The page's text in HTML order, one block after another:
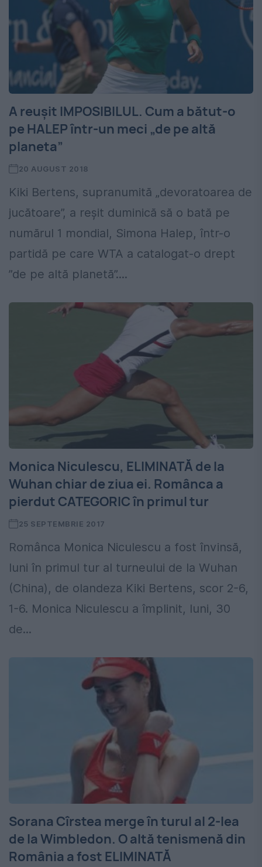
A reușit IMPOSIBILUL. Cum a bătut-o
pe HALEP într-un meci „de pe altă
planeta”
20 AUGUST 2018
Kiki Bertens, supranumită „devoratoarea de
jucătoare”, a reșit duminică să o bată pe
numărul 1 mondial, Simona Halep, într-o
partidă pe care WTA a catalogat-o drept
”de pe altă planetă”....
Monica Niculescu, ELIMINATĂ de la
Wuhan chiar de ziua ei. Românca a
pierdut CATEGORIC în primul tur
25 SEPTEMBRIE 2017
Românca Monica Niculescu a fost învinsă,
luni în primul tur al turneului de la Wuhan
(China), de olandeza Kiki Bertens, scor 2-6,
1-6. Monica Niculescu a împlinit, luni, 30
de...
Sorana Cîrstea merge în turul al 2-lea
de la Wimbledon. O altă tenismenă din
România a fost ELIMINATĂ